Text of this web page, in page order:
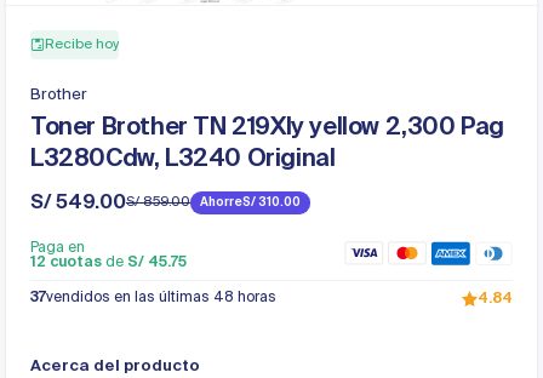
Recibe hoy
Brother
Toner Brother TN 219Xly yellow 2,300 Pag
L3280Cdw, L3240 Original
Precio
venta
S/ 549.00
Precio
S/ 859.00 AhorreS/ 310.00
Paga en
12 cuotas de S/ 45.75
37vendidos en las últimas 48 horas 4.84
Acerca del producto